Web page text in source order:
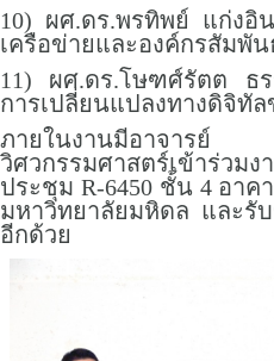
10) ผศ.ดร.พรทิพย์ แก่ง
เครือข่ายและองค์กรสัมพัน
11) ผศ.ดร.โษฑศ์รัตต ธ
การเปลี่ยนแปลงทางดิจิทัล
ภายในงานมีอาจา
วิศวกรรมศาสตร์เข้าร่ว
ประชุม R-6450 ชั้น 4 อา
มหาวิทยาลัยมหิดล และรั
อีกด้วย